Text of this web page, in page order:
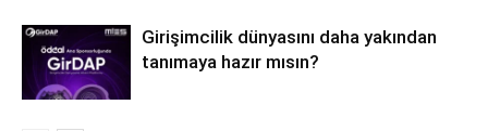
Girişimcilik dünyasını daha yakından
tanımaya hazır mısın?